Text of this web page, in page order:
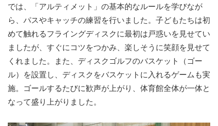
では、「アルティメット」の基本的なルールを学びなが
ら、パスやキャッチの練習を行いました。子どもたちは初
めて触れるフライングディスクに最初は戸惑いを見せてい
ましたが、すぐにコツをつかみ、楽しそうに笑顔を見せて
くれました。また、ディスクゴルフのバスケット（ゴー
ル）を設置し、ディスクをバスケットに入れるゲームも実
施。ゴールするたびに歓声が上がり、体育館全体が一体と
なって盛り上がりました。